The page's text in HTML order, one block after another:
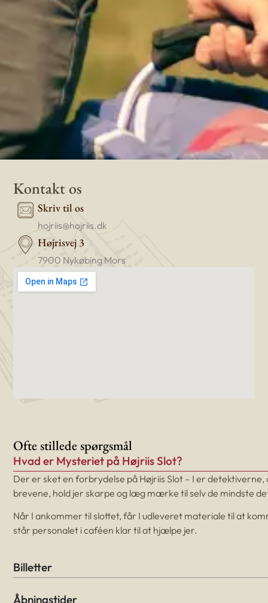
Kontakt os
Skriv til os
hojriis@hojriis.dk
Højrisvej 3
7900 Nykøbing Mors
Ofte stillede spørgsmål
Hvad er Mysteriet på Højriis Slot?
Der er sket en forbrydelse på Højriis Slot – I er
brevene, hold jer skarpe og læg mærke til selv de mindste
Når I ankommer til slottet, får I udleveret materiale til at
står personalet i caféen klar til at hjælpe jer.
Billetter
Åbningstider